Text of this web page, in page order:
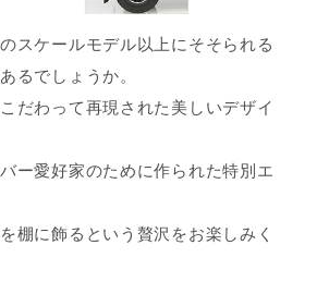
スケールモデル以上にそそられる
るでしょうか。
だわって再現された美しいデザイ
ー愛好家のために作られた特別エ
棚に飾るという贅沢をお楽しみく